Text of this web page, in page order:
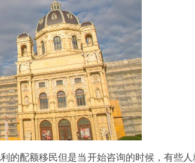
配额移民但是当开始咨询的时候，有些人